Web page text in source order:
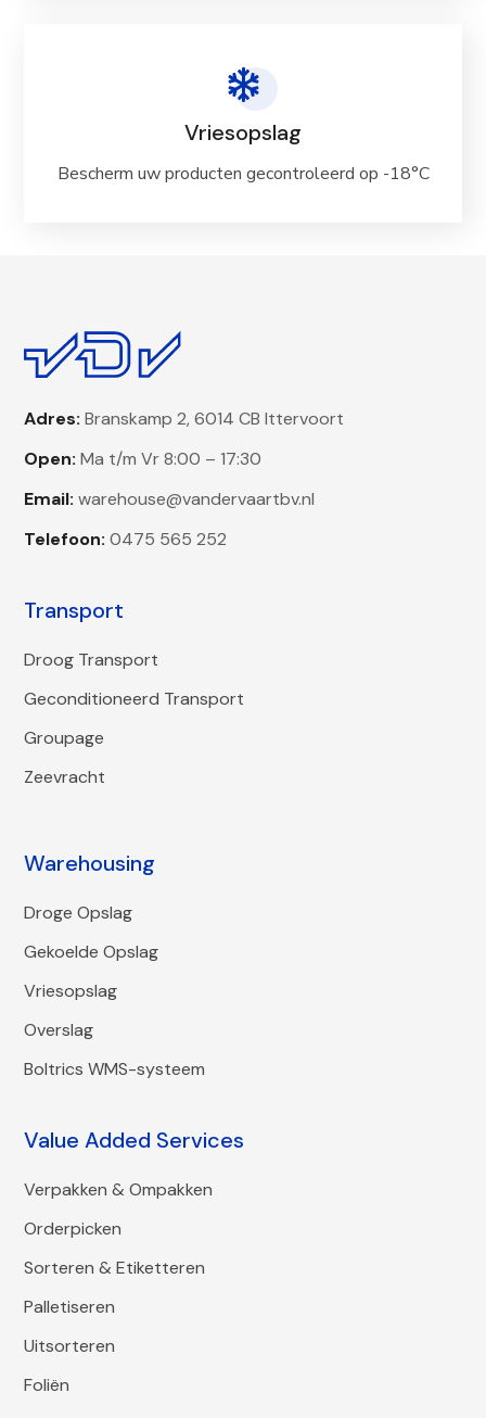
Vriesopslag
Bescherm uw producten gecontroleerd op -18°C
Adres: Branskamp 2, 6014 CB Ittervoort
Open: Ma t/m Vr 8:00 – 17:30
Email: warehouse@vandervaartbv.nl
Telefoon: 0475 565 252
Transport
Droog Transport
Geconditioneerd Transport
Groupage
Zeevracht
Warehousing
Droge Opslag
Gekoelde Opslag
Vriesopslag
Overslag
Boltrics WMS-systeem
Value Added Services
Verpakken & Ompakken
Orderpicken
Sorteren & Etiketteren
Palletiseren
Uitsorteren
Foliën